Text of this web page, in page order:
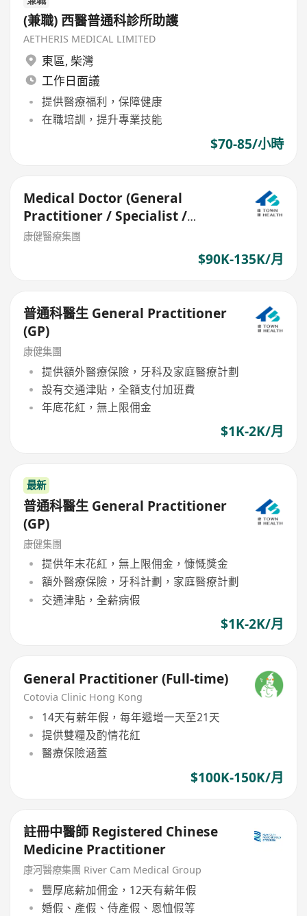
(兼職) 西醫普通科診所助護
AETHERIS MEDICAL LIMITED
東區, 柴灣
工作日面議
提供醫療福利，保障健康
在職培訓，提升專業技能
$70-85/小時
Medical Doctor (General
Practitioner / Specialist /
Dentist)
康健醫療集團
$90K-135K/月
普通科醫生 General Practitioner
(GP)
康健集團
提供額外醫療保險，牙科及家庭醫療計劃
設有交通津貼，全額支付加班費
年底花紅，無上限佣金
$1K-2K/月
最新
普通科醫生 General Practitioner
(GP)
康健集團
提供年末花紅，無上限佣金，慷慨獎金
額外醫療保險，牙科計劃，家庭醫療計劃
交通津貼，全薪病假
$1K-2K/月
General Practitioner (Full-time)
Cotovia Clinic Hong Kong
14天有薪年假，每年遞增一天至21天
提供雙糧及酌情花紅
醫療保險涵蓋
$100K-150K/月
註冊中醫師 Registered Chinese
Medicine Practitioner
康河醫療集團 River Cam Medical Group
豐厚底薪加佣金，12天有薪年假
婚假、產假、侍產假、恩恤假等